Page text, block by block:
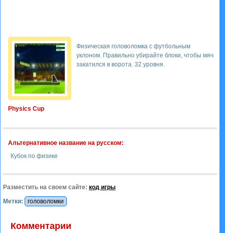
Physics Cup
Физическая головоломка с футбольным
уклоном. Правильно убирайте блоки, чтобы мяч
закатился в ворота. 32 уровня.
Альтернативное название на русском:
Кубок по физике
Разместить на своем сайте: код игры
Метки:
головоломки
Комментарии